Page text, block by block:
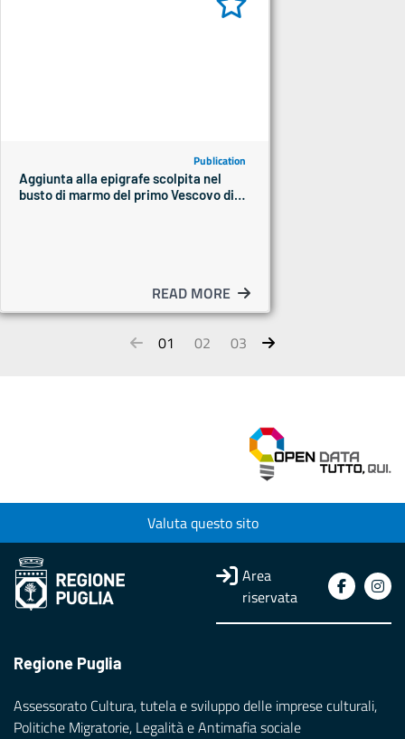
Publication
Aggiunta alla epigrafe scolpita nel
busto di marmo del primo Vescovo di
READ MORE
01 02 03
Valuta questo sito
Area
riservata
Regione Puglia
Assessorato Cultura, tutela e sviluppo delle imprese culturali,
Politiche Migratorie, Legalità e Antimafia sociale